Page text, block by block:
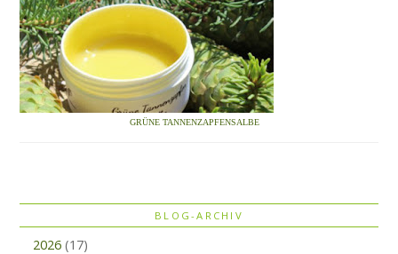
GRÜNE TANNENZAPFENSALBE
BLOG-ARCHIV
2026 (17)